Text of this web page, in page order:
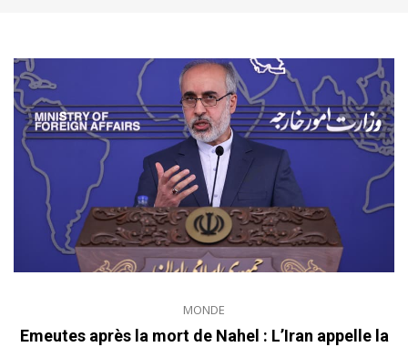
MONDE
Emeutes après la mort de Nahel : L’Iran appelle la